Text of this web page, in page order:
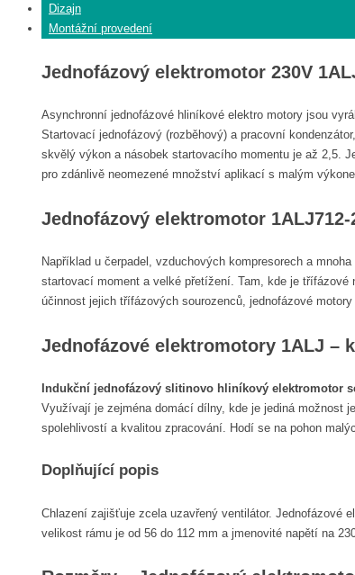
Dizajn
Montážní provedení
Jednofázový elektromotor 230V
Asynchronní jednofázové hliníkové elektro motory jsou
Startovací jednofázový (rozběhový) a pracovní
skvělý výkon a násobek startovacího momentu je až 2,5.
pro zdánlivě neomezené množství aplikací s malým
Jednofázový elektromotor
Například u čerpadel, vzduchových kompresorech a
startovací moment a velké přetížení. Tam, kde je
účinnost jejich třífázových sourozenců, jednofázové
Jednofázové elektromotory 1ALJ –
Indukční jednofázový slitinovo hliníkový elektromotor
Využívají je zejména domácí dílny, kde je jediná možnost
spolehlivostí a kvalitou zpracování. Hodí se na pohon
Doplňující popis
Chlazení zajišťuje zcela uzavřený ventilátor. Jednofázové
velikost rámu je od 56 do 112 mm a jmenovité napětí na